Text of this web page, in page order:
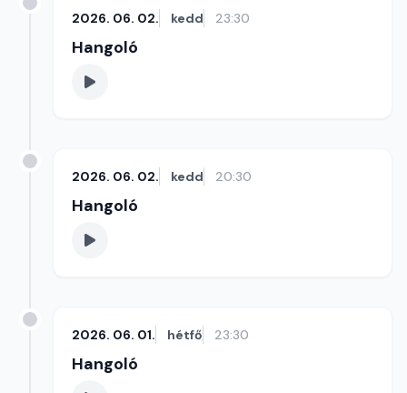
2026. 06. 02. kedd 23:30
Hangoló
2026. 06. 02. kedd 20:30
Hangoló
2026. 06. 01. hétfő 23:30
Hangoló